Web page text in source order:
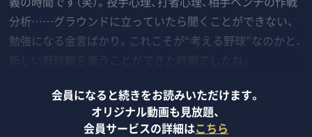
分析……グラウンドに立っていたら聞くことができない、
勉強になる金言ばかり。これこそが“考える野球”なのかと、
会員になると続きをお読みいただけます。
オリジナル動画も見放題、
会員サービスの詳細はこちら